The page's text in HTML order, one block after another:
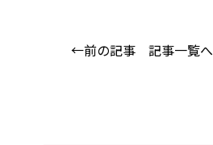
←前の記事 記事一覧へ